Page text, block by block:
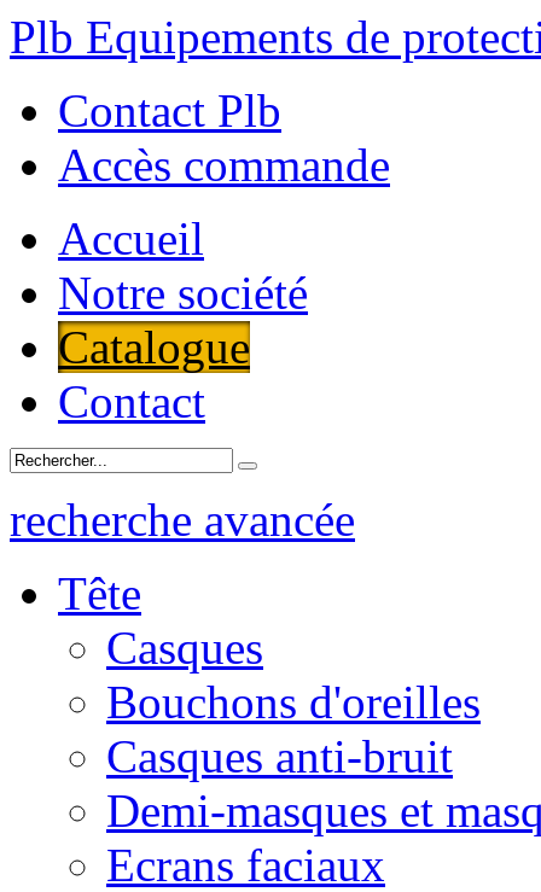
Plb Equipements de
Contact Plb
Accès commande
Accueil
Notre société
Catalogue
Contact
recherche avancée
Tête
Casques
Bouchons d'oreilles
Casques anti-bruit
Demi-masques et
Ecrans faciaux